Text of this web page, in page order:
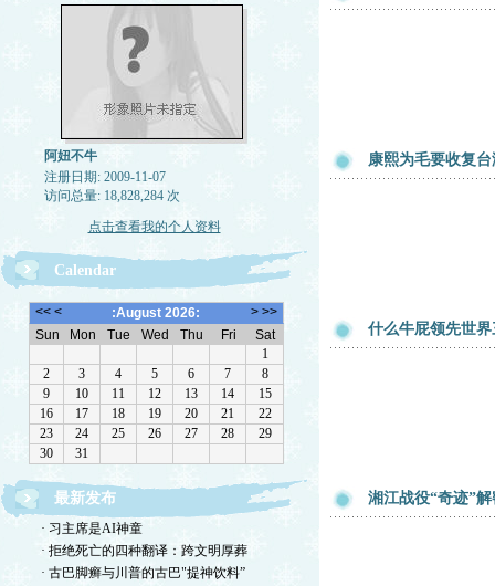
阿妞不牛
注册日期: 2009-11-07
访问总量: 18,828,284 次
点击查看我的个人资料
Calendar
最新发布
· 习主席是AI神童
· 拒绝死亡的四种翻译：跨文明厚葬
· 古巴脚癣与川普的古巴"提神饮料”
康熙为毛要收复台
什么牛屁领先世
湘江战役“奇迹”解